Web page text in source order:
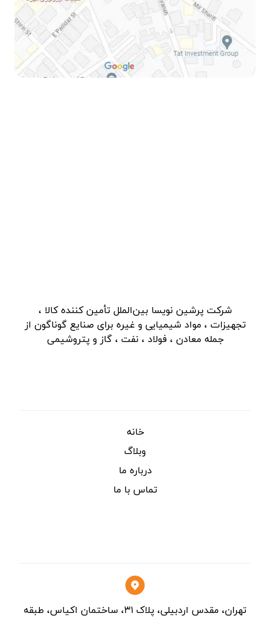
جمله معادن ، فولاد ، نفت ، گاز و پتروشیمی
دسترسی سریع
تماس با ما